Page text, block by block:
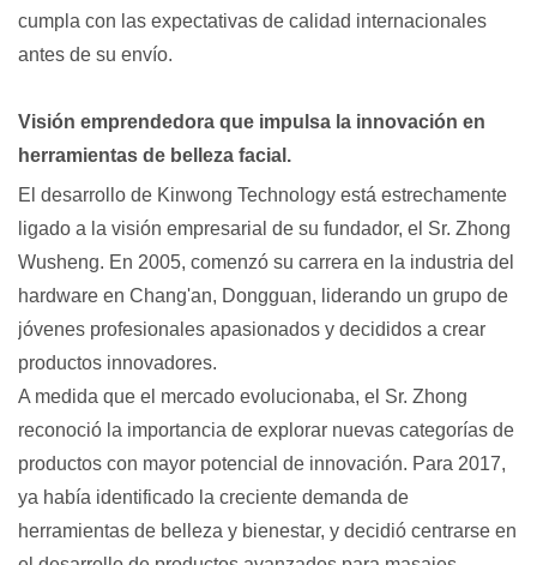
cumpla con las expectativas de calidad internacionales
antes de su envío.
Visión emprendedora que impulsa la innovación en
herramientas de belleza facial.
El desarrollo de Kinwong Technology está estrechamente
ligado a la visión empresarial de su fundador, el Sr. Zhong
Wusheng. En 2005, comenzó su carrera en la industria del
hardware en Chang'an, Dongguan, liderando un grupo de
jóvenes profesionales apasionados y decididos a crear
productos innovadores.
A medida que el mercado evolucionaba, el Sr. Zhong
reconoció la importancia de explorar nuevas categorías de
productos con mayor potencial de innovación. Para 2017,
ya había identificado la creciente demanda de
herramientas de belleza y bienestar, y decidió centrarse en